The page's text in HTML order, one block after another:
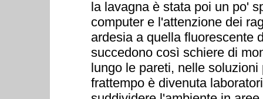
la lavagna è stata poi un po'
computer e l'attenzione dei
ardesia a quella fluorescente
succedono così schiere di
lungo le pareti, nelle
frattempo è divenuta